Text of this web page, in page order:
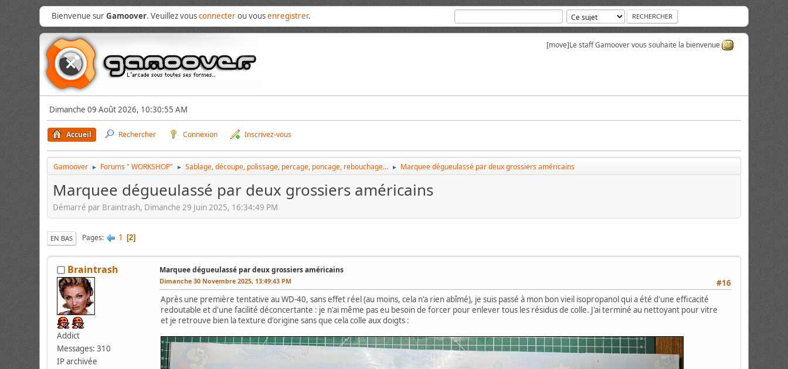
Bienvenue surGamoover. Veuillez vousconnecterou vousenregistrer.
[move]Le staff Gamoover vous souhaite la bienvenue
Dimanche 09 Août 2026, 10:30:55 AM
Accueil Rechercher Connexion Inscrivez-vous
Gamoover ► Forums " WORKSHOP" ► Sablage, découpe, polissage, percage, poncage, rebouchage... ► Marquee dégueulassé par deux grossiers américains
Marquee dégueulassé par deux grossiers américains
Démarré par Braintrash, Dimanche 29 Juin 2025, 16:34:49 PM
EN BAS Pages 1 2
Braintrash
Addict
Messages: 310
IP archivée
Marquee dégueulassé par deux grossiers américains
#16
Dimanche 30 Novembre 2025, 13:49:43 PM
Après une première tentative au WD-40, sans effet réel (au moins, cela n'a rien abîmé), je suis passé à mon bon vieil isopropanol qui a été d'une efficacité
redoutable et d'une facilité déconcertante : je n'ai même pas eu besoin de forcer pour enlever tous les résidus de colle. J'ai terminé au nettoyant pour vitre
et je retrouve bien la texture d'origine sans que cela colle aux doigts :